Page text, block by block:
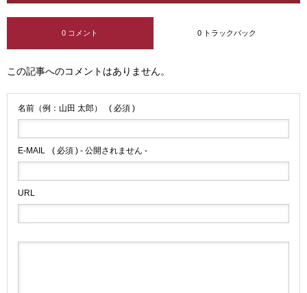
0 コメント 0 トラックバック
この記事へのコメントはありません。
名前（例：山田 太郎） ( 必須 )
E-MAIL ( 必須 ) - 公開されません -
URL